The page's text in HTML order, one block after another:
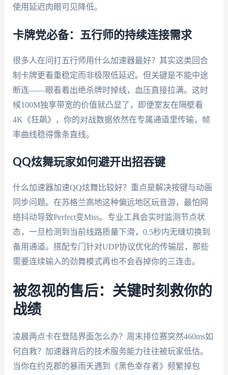
使用延迟肉眼可见降低。
卡牌党必备：五行师的持续连接需求
很多人在问打五行师用什么加速器最好？其实这类回合
制卡牌更看重稳定而非极限低延迟。但关键是不能中途
断连——眼看着出绝杀牌时掉线，血压直接拉满。这时
候100M独享带宽的价值就凸显了，即便室友在隔壁看
4K《狂飙》，你的对战数据依然在专属通道里传输，帧
率曲线稳得像条直线。
QQ炫舞玩家如何避开出招吞键
什么加速器加速QQ炫舞比较好？重点是解决按键与动画
同步问题。在苏格兰高地这种偏远地区玩音游，最怕网
络抖动导致Perfect变Miss。专业工具会实时监测节点状
态，一旦检测到当前线路质量下滑，0.5秒内无缝切换到
备用通道。搭配专门针对UDP协议优化的传输层，那些
需要连续输入的劲舞模式再也不会吞掉你的三连击。
被忽视的售后：关键时刻救你的
战绩
凌晨两点卡在登陆界面怎么办？周末排位赛突然460ms如
何自救？加速器背后的技术服务能力往往被玩家低估。
当你在约克郡的暴雨天遇到《黑色幸存者》频繁掉包